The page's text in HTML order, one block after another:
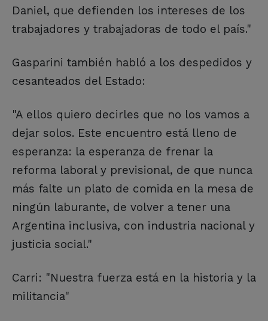
Daniel, que defienden los intereses de los
trabajadores y trabajadoras de todo el país."
Gasparini también habló a los despedidos y
cesanteados del Estado:
"A ellos quiero decirles que no los vamos a
dejar solos. Este encuentro está lleno de
esperanza: la esperanza de frenar la
reforma laboral y previsional, de que nunca
más falte un plato de comida en la mesa de
ningún laburante, de volver a tener una
Argentina inclusiva, con industria nacional y
justicia social."
Carri: "Nuestra fuerza está en la historia y la
militancia"